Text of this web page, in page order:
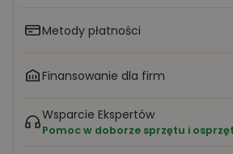
Metody płatności
Finansowanie dla firm
Wsparcie Ekspertów
Pomoc w doborze sprzętu i